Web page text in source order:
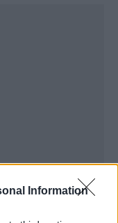
Information